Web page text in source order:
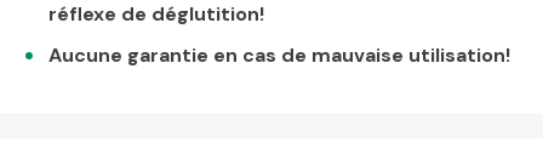
réflexe de déglutition!
Aucune garantie en cas de mauvaise utilisation!